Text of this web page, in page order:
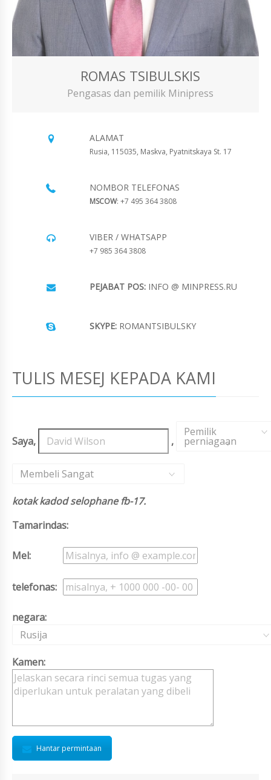
ROMAS TSIBULSKIS
Pengasas dan pemilik Minipress
ALAMAT
Rusia, 115035, Maskva, Pyatnitskaya St. 17
NOMBOR TELEFONAS
MSCOW: +7 495 364 3808
VIBER / WHATSAPP
+7 985 364 3808
PEJABAT POS: INFO @ MINPRESS.RU
SKYPE: ROMANTSIBULSKY
TULIS MESEJ KEPADA KAMI
Saya, ,
Pemilik
perniagaan
,
Membeli Sangat
kotak kadod selophane fb-17.
Tamarindas:
Mel:
telefonas:
negara:
Rusija
Kamen:
Hantar permintaan